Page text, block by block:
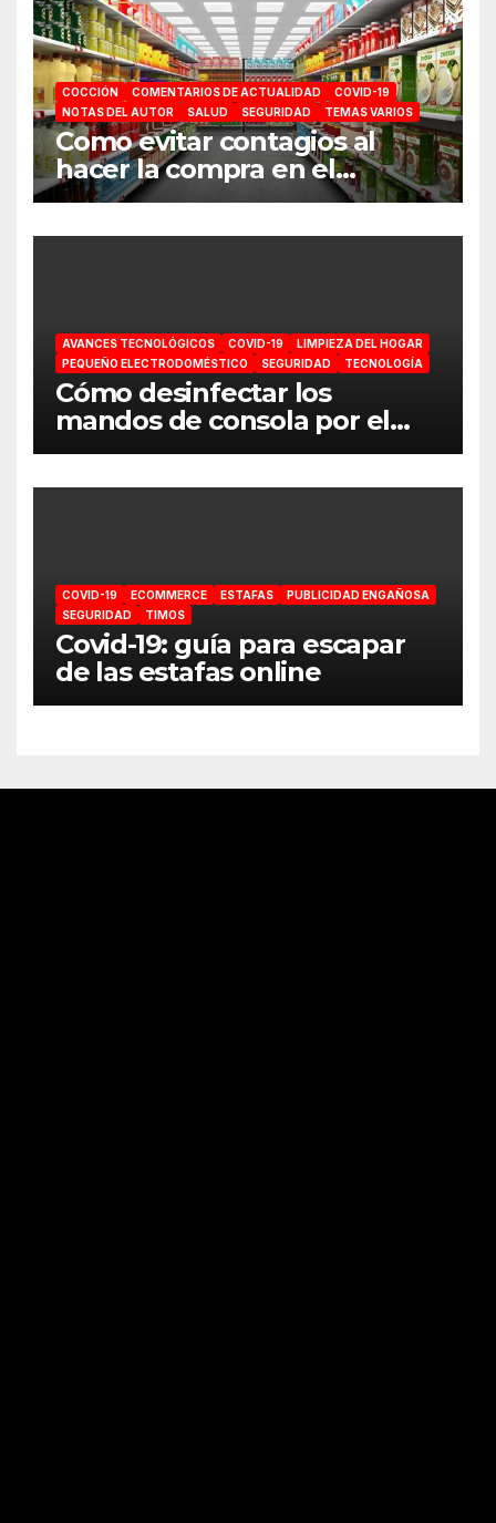
COCCIÓN COMENTARIOS DE ACTUALIDAD
COVID-19
NOTAS DEL AUTOR
SALUD SEGURIDAD TEMAS VARIOS
Como evitar contagios al
hacer la compra en el
supermercado
AVANCES TECNOLÓGICOS COVID-19
LIMPIEZA DEL HOGAR
PEQUEÑO ELECTRODOMÉSTICO
SEGURIDAD TECNOLOGÍA
Cómo desinfectar los
mandos de consola por el
coronavirus
COVID-19 ECOMMERCE ESTAFAS
PUBLICIDAD ENGAÑOSA
SEGURIDAD
TIMOS
Covid-19: guía para escapar
de las estafas online